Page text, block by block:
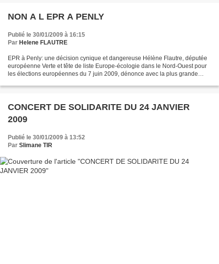
NON A L EPR A PENLY
Publié le 30/01/2009 à 16:15
Par Helene FLAUTRE
EPR à Penly: une décision cynique et dangereuse Hélène Flautre, députée
européenne Verte et tête de liste Europe-écologie dans le Nord-Ouest pour
les élections européennes du 7 juin 2009, dénonce avec la plus grande
CONCERT DE SOLIDARITE DU 24 JANVIER
2009
Publié le 30/01/2009 à 13:52
Par Slimane TIR